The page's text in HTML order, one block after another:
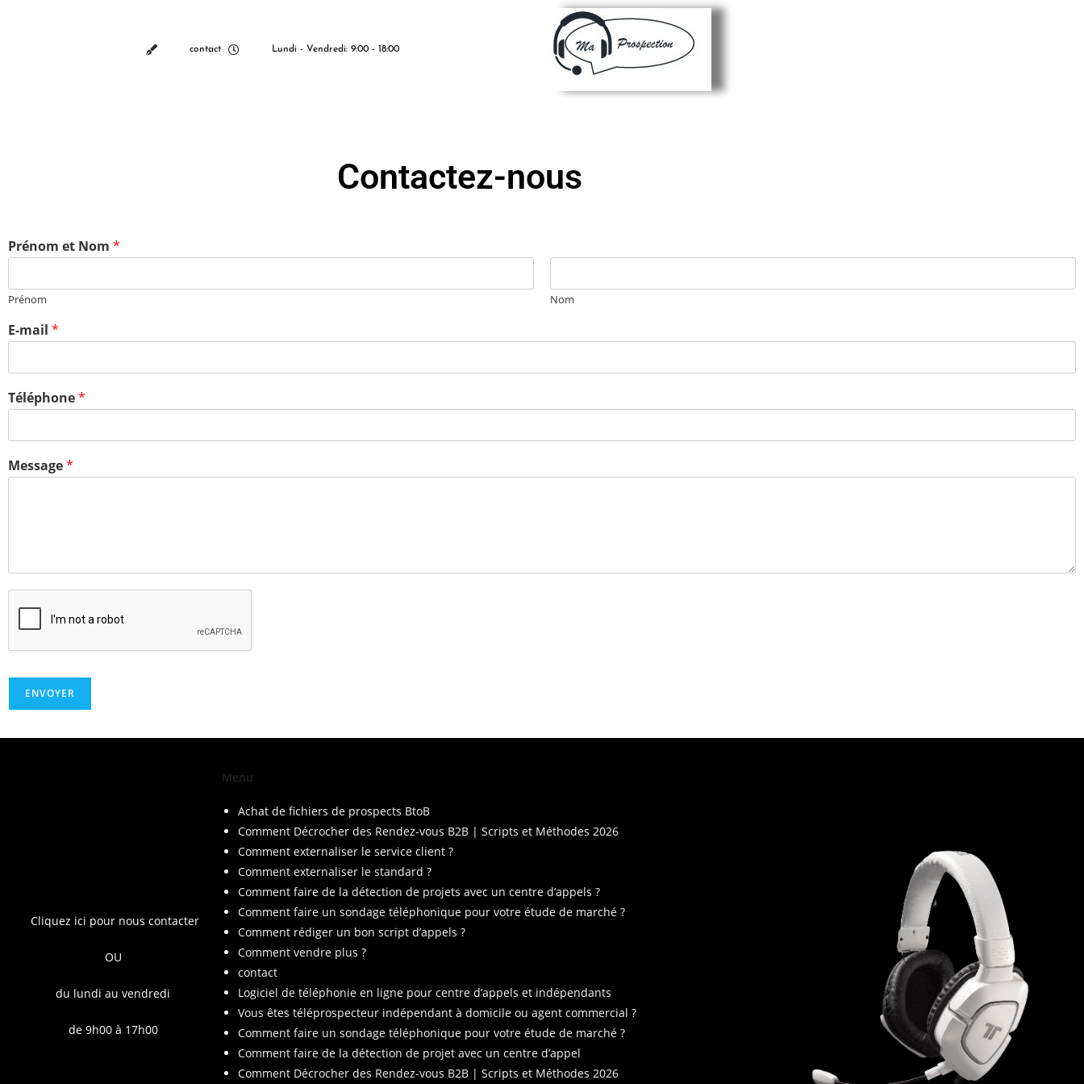
contact Lundi - Vendredi: 9:00 - 18:00
Contactez-nous
Prénom et Nom *
Prénom Nom
E-mail *
Téléphone*
Message*
ENVOYER
Cliquez ici pour nous contacter
OU
du lundi au vendredi
de 9h00 à 17h00
Menu
Achat de fichiers de prospects BtoB​
Comment Décrocher des Rendez-vous B2B | Scripts et Méthodes 2026
Comment externaliser le service client ?
Comment externaliser le standard ?​
Comment faire de la détection de projets avec un centre d’appels ?
Comment faire un sondage téléphonique pour votre étude de marché ?
Comment rédiger un bon script d’appels ?
Comment vendre plus ?
contact
Logiciel de téléphonie en ligne pour centre d’appels et indépendants
Vous êtes téléprospecteur indépendant à domicile ou agent commercial ?
Comment faire un sondage téléphonique pour votre étude de marché ?
Comment faire de la détection de projet avec un centre d’appel
Comment Décrocher des Rendez-vous B2B | Scripts et Méthodes 2026